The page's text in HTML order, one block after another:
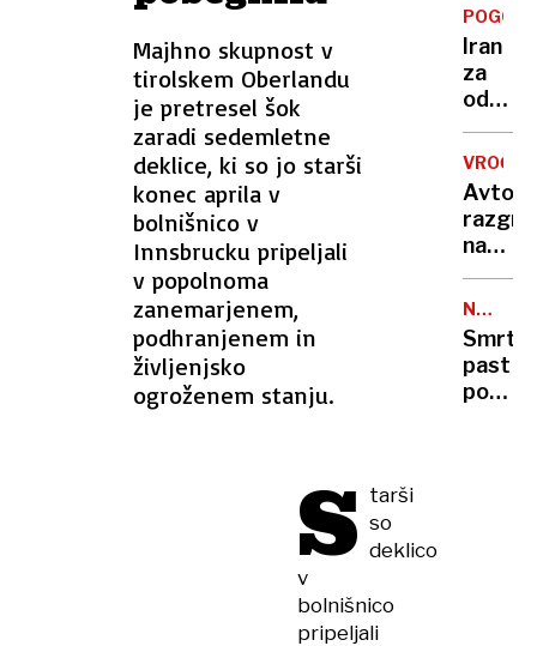
Majhno skupnost v
tirolskem Oberlandu
je pretresel šok
zaradi sedemletne
deklice, ki so jo starši
konec aprila v
bolnišnico v
Innsbrucku pripeljali
v popolnoma
zanemarjenem,
podhranjenem in
življenjsko
ogroženem stanju.
S tarši
so
deklico
v
bolnišnico
pripeljali
v
teku
na
800
Iran
za
ožine
vojne,
sankcij
…
Avto,
na
soncu?
S
tem
15-
trikom
NA
CESTAH
past
pod